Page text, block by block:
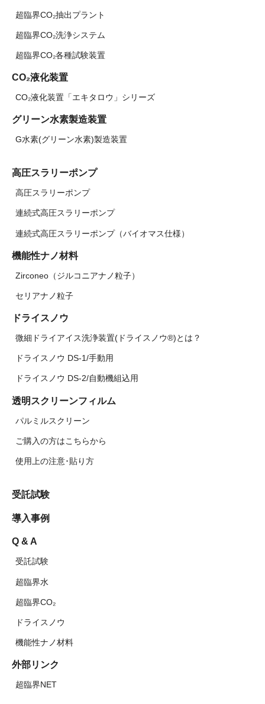
超臨界CO₂抽出プラント
超臨界CO₂洗浄システム
超臨界CO₂各種試験装置
CO₂液化装置
CO₂液化装置「エキタロウ」シリーズ
グリーン水素製造装置
G水素(グリーン水素)製造装置
高圧スラリーポンプ
高圧スラリーポンプ
連続式高圧スラリーポンプ
連続式高圧スラリーポンプ（バイオマス仕様）
機能性ナノ材料
Zirconeo（ジルコニアナノ粒子）
セリアナノ粒子
ドライスノウ
微細ドライアイス洗浄装置(ドライスノウ®)とは？
ドライスノウ DS-1/手動用
ドライスノウ DS-2/自動機組込用
透明スクリーンフィルム
パルミルスクリーン
ご購入の方はこちらから
使用上の注意･貼り方
受託試験
導入事例
Q & A
受託試験
超臨界水
超臨界CO₂
ドライスノウ
機能性ナノ材料
外部リンク
超臨界NET